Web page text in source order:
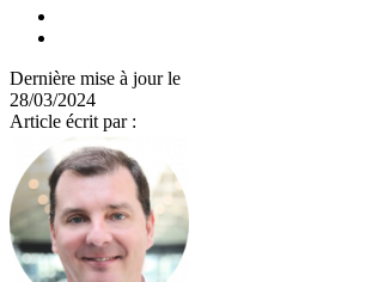
Dernière mise à jour le
28/03/2024
Article écrit par :